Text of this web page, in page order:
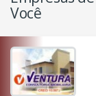
Você